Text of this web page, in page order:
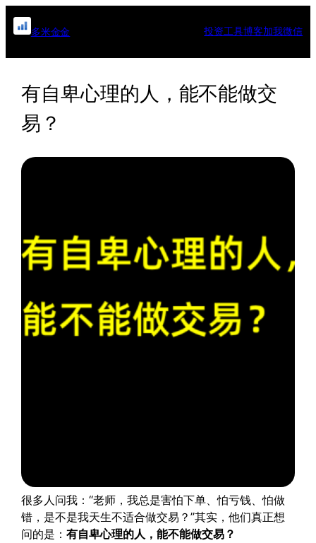
跳
至
多米金金 投资工具博客加我微信
有自卑心理的人，能不能做交
易？
很多人问我：“老师，我总是害怕下单、怕亏钱、怕做
错，是不是我天生不适合做交易？”其实，他们真正想
问的是：有自卑心理的人，能不能做交易？